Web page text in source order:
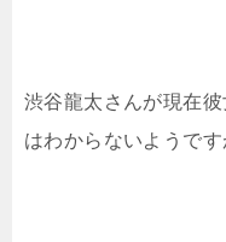
渋谷龍太さんが現在
はわからないようです